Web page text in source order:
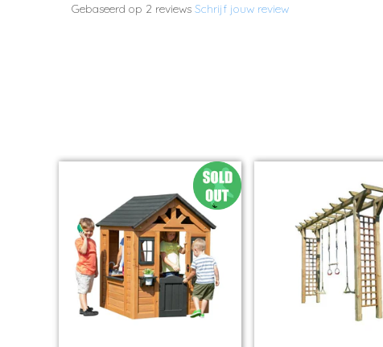
Gebaseerd op 2 reviews Schrijf jouw review